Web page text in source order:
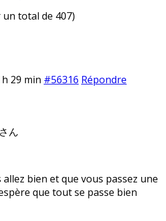
un total de 407)
29 min #56316 Répondre
ん
allez bien et que vous passez une
que tout se passe bien